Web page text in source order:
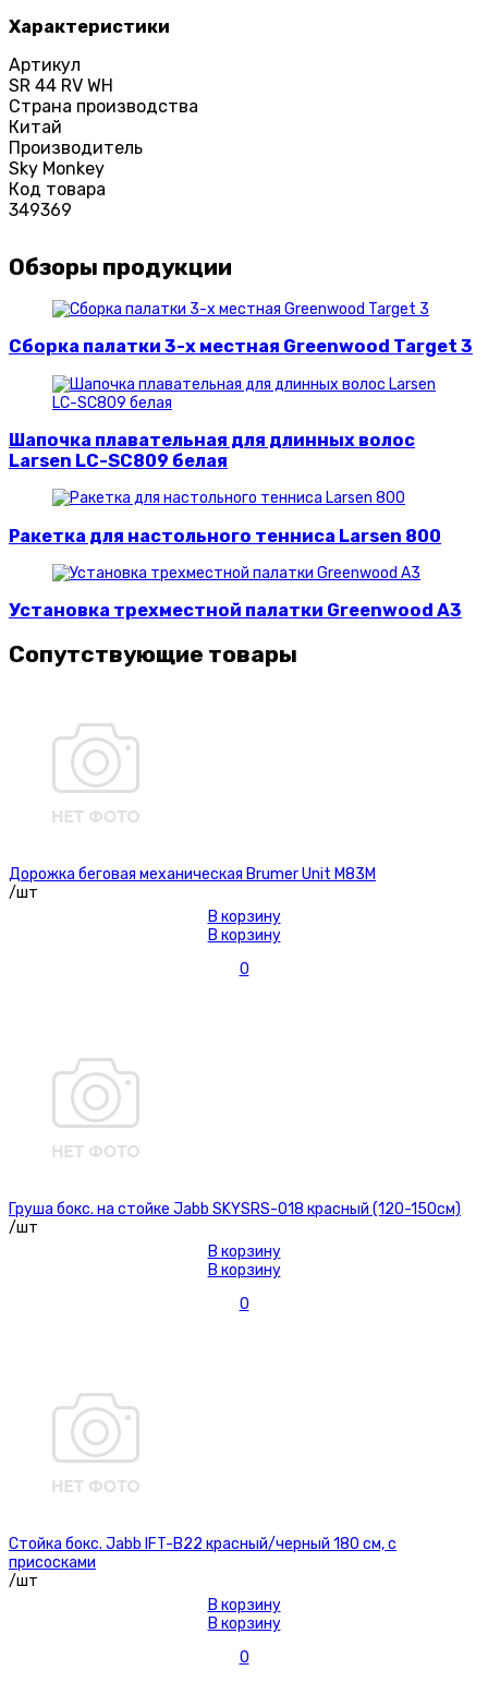
Характеристики
Артикул
SR 44 RV WH
Страна производства
Китай
Производитель
Sky Monkey
Код товара
349369
Обзоры продукции
Сборка палатки 3-х местная Greenwood Target 3
Шапочка плавательная для длинных волос
Larsen LC-SC809 белая
Ракетка для настольного тенниса Larsen 800
Установка трехместной палатки Greenwood A3
Сопутствующие товары
Дорожка беговая механическая Brumer Unit M83M
/шт
В корзину
В корзину
0
Груша бокс. на стойке Jabb SKYSRS-018 красный (120-150см)
/шт
В корзину
В корзину
0
Стойка бокс. Jabb IFT-B22 красный/черный 180 см, с
присосками
/шт
В корзину
В корзину
0